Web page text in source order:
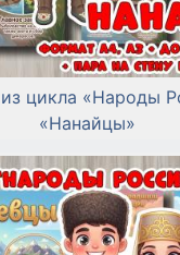
цикла «Народы
«Нанайцы»